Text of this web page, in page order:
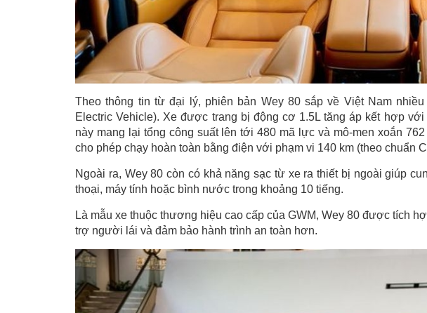
Theo thông tin từ đại lý, phiên bản Wey 80 sắp về Việt Nam
Electric Vehicle). Xe được trang bị động cơ 1.5L tăng áp kết hợp
này mang lại tổng công suất lên tới 480 mã lực và mô-men xoắn
cho phép chạy hoàn toàn bằng điện với phạm vi 140 km (theo chuẩn
Ngoài ra, Wey 80 còn có khả năng sạc từ xe ra thiết bị ngoài giúp
thoại, máy tính hoặc bình nước trong khoảng 10 tiếng.
Là mẫu xe thuộc thương hiệu cao cấp của GWM, Wey 80 được tích
trợ người lái và đảm bảo hành trình an toàn hơn.